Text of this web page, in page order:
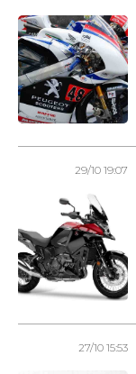
29/10 19:07
27/10 15:53